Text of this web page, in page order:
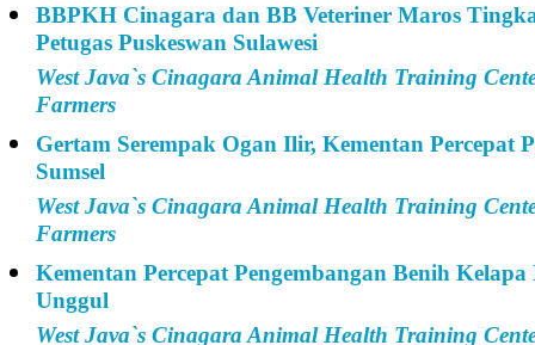
BBPKH Cinagara dan BB Veteriner Maros
Petugas Puskeswan Sulawesi
West Java`s Cinagara Animal Health Training
Farmers
Gertam Serempak Ogan Ilir, Kementan Percepat
Sumsel
West Java`s Cinagara Animal Health Training
Farmers
Kementan Percepat Pengembangan Benih
Unggul
West Java`s Cinagara Animal Health Training